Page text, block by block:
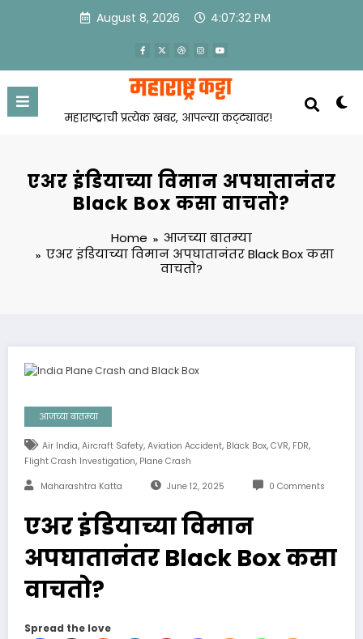
August 8, 2026 4:07:32 PM
महाराष्ट्राची प्रत्येक खबर, आपल्या कट्ट्यावर!
एअर इंडियाच्या विमान अपघातानंतर
Black Box कसा वाचतो?
Home
आजच्या बातम्या
एअर इंडियाच्या विमान अपघातानंतर Black Box कसा
वाचतो?
आजच्या बातम्या
Air India, Aircraft Safety, Aviation Accident, Black Box, CVR, FDR,
Flight Crash Investigation, Plane Crash
Maharashtra Katta June 12, 2025 0 Comments
एअर इंडियाच्या विमान
अपघातानंतर Black Box कसा
वाचतो?
Spread the love